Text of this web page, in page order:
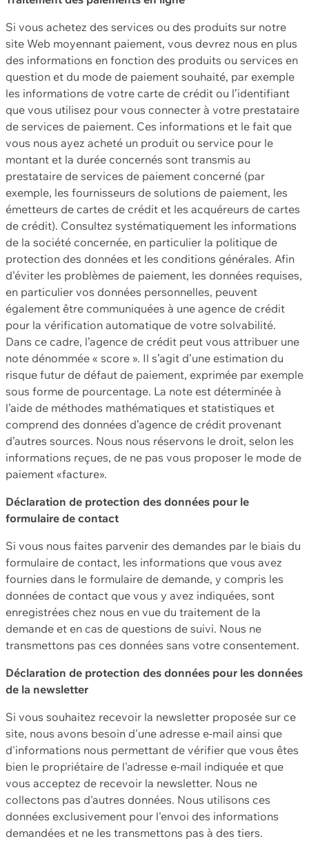
Si vous achetez des services ou des produits sur notre
site Web moyennant paiement, vous devrez nous en plus
des informations en fonction des produits ou services en
question et du mode de paiement souhaité, par exemple
les informations de votre carte de crédit ou l’identifiant
que vous utilisez pour vous connecter à votre prestataire
de services de paiement. Ces informations et le fait que
vous nous ayez acheté un produit ou service pour le
montant et la durée concernés sont transmis au
prestataire de services de paiement concerné (par
exemple, les fournisseurs de solutions de paiement, les
émetteurs de cartes de crédit et les acquéreurs de cartes
de crédit). Consultez systématiquement les informations
de la société concernée, en particulier la politique de
protection des données et les conditions générales. Afin
d’éviter les problèmes de paiement, les données requises,
en particulier vos données personnelles, peuvent
également être communiquées à une agence de crédit
pour la vérification automatique de votre solvabilité.
Dans ce cadre, l’agence de crédit peut vous attribuer une
note dénommée « score ». Il s’agit d’une estimation du
risque futur de défaut de paiement, exprimée par exemple
sous forme de pourcentage. La note est déterminée à
l’aide de méthodes mathématiques et statistiques et
comprend des données d’agence de crédit provenant
d’autres sources. Nous nous réservons le droit, selon les
informations reçues, de ne pas vous proposer le mode de
paiement «facture».
Déclaration de protection des données pour le
formulaire de contact
Si vous nous faites parvenir des demandes par le biais du
formulaire de contact, les informations que vous avez
fournies dans le formulaire de demande, y compris les
données de contact que vous y avez indiquées, sont
enregistrées chez nous en vue du traitement de la
demande et en cas de questions de suivi. Nous ne
transmettons pas ces données sans votre consentement.
Déclaration de protection des données pour les données
de la newsletter
Si vous souhaitez recevoir la newsletter proposée sur ce
site, nous avons besoin d'une adresse e-mail ainsi que
d'informations nous permettant de vérifier que vous êtes
bien le propriétaire de l'adresse e-mail indiquée et que
vous acceptez de recevoir la newsletter. Nous ne
collectons pas d'autres données. Nous utilisons ces
données exclusivement pour l'envoi des informations
demandées et ne les transmettons pas à des tiers.